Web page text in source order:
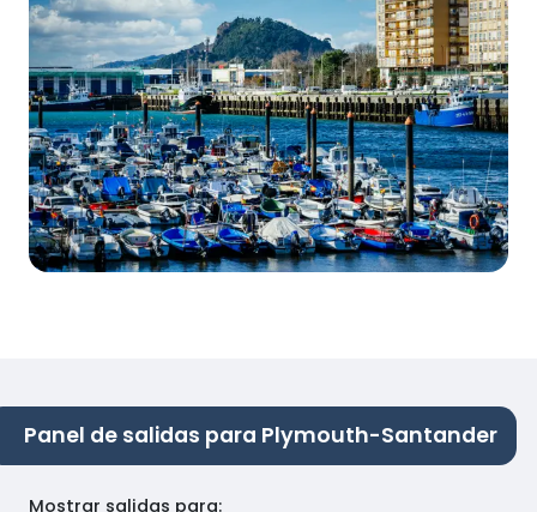
Panel de salidas para Plymouth-Santander
Mostrar salidas para: